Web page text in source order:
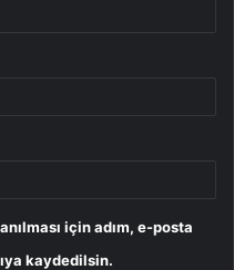
için adım, e-posta
kaydedilsin.